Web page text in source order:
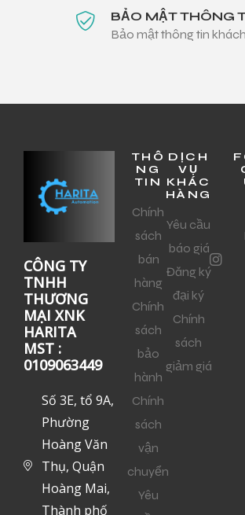
BẢO MẬT THÔNG
Bảo mật thông tin
CÔNG TY
TNHH
THƯƠNG
MẠI XNK
HARITA
MST :
0109063449
Số 3E, tổ 9A,
Phường
Hoàng Văn
Thụ, Quận
Hoàng Mai,
Thành phố
THÔ
NG
TIN
Chính
sách
bán
hàng
Chính
sách
bảo
hành
Chính
sách
vận
chuyển
Yêu
DỊCH
VỤ
KHÁC
HÀNG
Yêu cầu
báo giá
Đăng ký
đại ký
Chính
sách
giảm giá